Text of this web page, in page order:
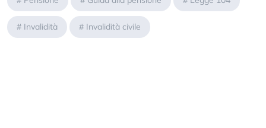
# Invalidità # Invalidità civile